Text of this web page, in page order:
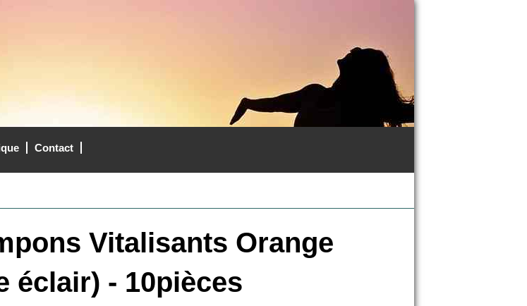
Contact
Vitalisants Orange
éclair) - 10pièces